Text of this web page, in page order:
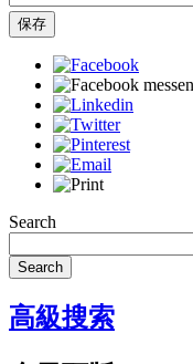
保存
Search
Search
高級搜索